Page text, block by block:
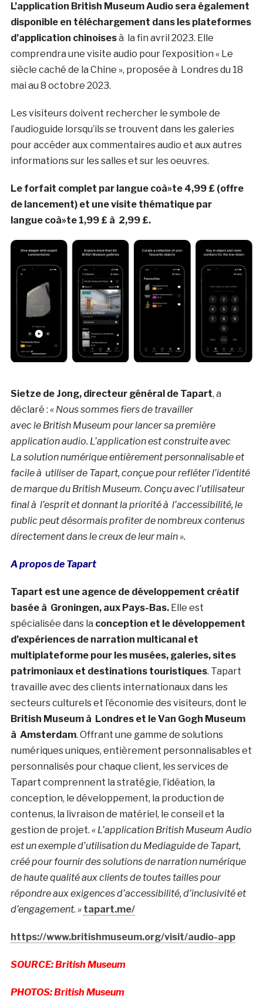
L’application British Museum Audio sera également
disponible en téléchargement dans les plateformes
d’application chinoisesà la fin avril 2023. Elle
comprendra une visite audio pour l’exposition « Le
siècle caché de la Chine », proposée à Londres du 18
mai au 8 octobre 2023.
Les visiteurs doivent rechercher le symbole de
l’audioguide lorsqu’ils se trouvent dans les galeries
pour accéder aux commentaires audio et aux autres
informations sur les salles et sur les oeuvres.
Le forfait complet par langue coà»te 4,99 £ (offre
de lancement) et une visite thématique par
langue coà»te 1,99 £ à 2,99 £.
Sietze de Jong, directeur général de Tapart, a
déclaré : « Nous sommes fiers de travailler
avec le British Museum pour lancer sa première
application audio. L’application est construite avec
La solution numérique entièrement personnalisable et
facile à utiliser de Tapart, conçue pour refléter l’identité
de marque du British Museum. Conçu avec l’utilisateur
final à l’esprit et donnant la priorité à l’accessibilité, le
public peut désormais profiter de nombreux contenus
directement dans le creux de leur main ».
A propos de Tapart
Tapart est une agence de développement créatif
basée à Groningen, aux Pays-Bas.Elle est
spécialisée dans la conception et le développement
d’expériences de narration multicanal et
multiplateforme pour les musées, galeries, sites
patrimoniaux et destinations touristiques. Tapart
travaille avec des clients internationaux dans les
secteurs culturels et l’économie des visiteurs, dont le
British Museum à Londres et le Van Gogh Museum
à Amsterdam. Offrant une gamme de solutions
numériques uniques, entièrement personnalisables et
personnalisés pour chaque client, les services de
Tapart comprennent la stratégie, l’idéation, la
conception, le développement, la production de
contenus, la livraison de matériel, le conseil et la
gestion de projet. « L’application British Museum Audio
est un exemple d’utilisation du Mediaguide de Tapart,
créé pour fournir des solutions de narration numérique
de haute qualité aux clients de toutes tailles pour
répondre aux exigences d’accessibilité, d’inclusivité et
d’engagement. » tapart.me/
https://www.britishmuseum.org/visit/audio-app
SOURCE: British Museum
PHOTOS: British Museum